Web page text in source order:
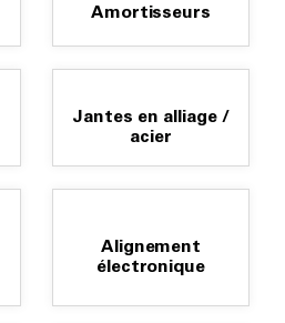
Amortisseurs
Jantes en alliage /
acier
Alignement
électronique